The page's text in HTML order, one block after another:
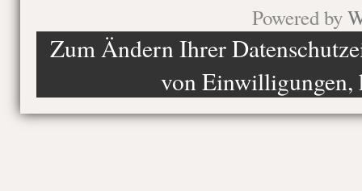
Powered by
Zum Ändern Ihrer
von